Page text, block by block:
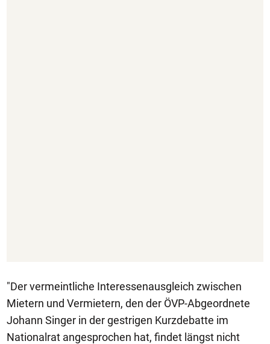
"Der vermeintliche Interessenausgleich zwischen
Mietern und Vermietern, den der ÖVP-Abgeordnete
Johann Singer in der gestrigen Kurzdebatte im
Nationalrat angesprochen hat, findet längst nicht